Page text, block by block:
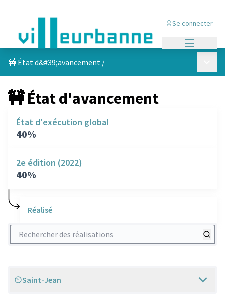
Se connecter
🚧 État d&#39;avancement /
🚧 État d'avancement
État d'exécution global
40%
2e édition (2022)
40%
Réalisé
Rechercher des réalisations
Scope
Saint-Jean